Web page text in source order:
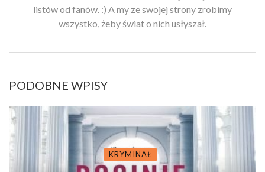
listów od fanów. :) A my ze swojej strony zrobimy
wszystko, żeby świat o nich usłyszał.
PODOBNE WPISY
KRYMINAŁ